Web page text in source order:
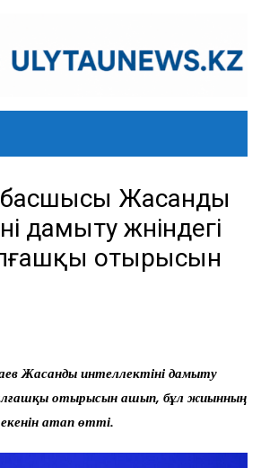
Жасанды
дамыту жөніндегі
отырысын
Жасанды интеллектіні дамыту
алғашқы отырысын ашып, бұл жиынның
атап өтті.